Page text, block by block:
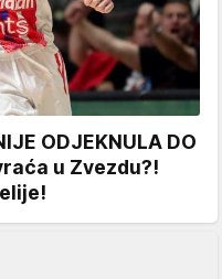
ODJEKNULA DO
u Zvezdu?!